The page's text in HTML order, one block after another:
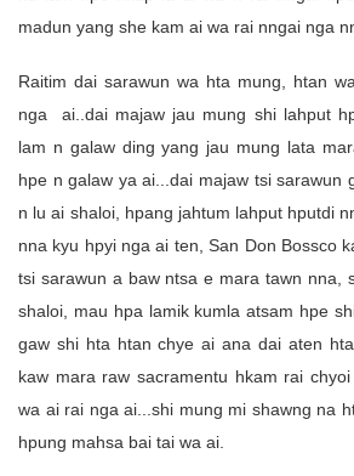
madun yang she kam ai wa rai nngai nga
Raitim dai sarawun wa hta mung, htan
nga ai..dai majaw jau mung shi lahput
lam n galaw ding yang jau mung lata
hpe n galaw ya ai...dai majaw tsi sarawun
n lu ai shaloi, hpang jahtum lahput hputdi
nna kyu hpyi nga ai ten, San Don Bossco
tsi sarawun a baw ntsa e mara tawn nna,
shaloi, mau hpa lamik kumla atsam hpe
gaw shi hta htan chye ai ana dai aten
kaw mara raw sacramentu hkam rai
wa ai rai nga ai...shi mung mi shawng na
hpung mahsa bai tai wa ai.